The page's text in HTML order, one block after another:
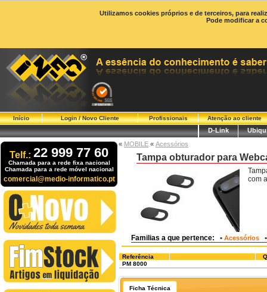
Utilizamos cookies próprios e de terceiros, para
Pode modificar a
Início Login / Novo Cliente Profissionais Atenção ao cliente
D-Link
Telf.: 22 999 77 60
Chamada para a rede fixa nacional
Chamada para a rede móvel nacional
comercial@medio-informatico.pt
« MOBILE « Acessórios
Tampa obturador para
com
Familias a que pertence: • Acessórios
Referência
PM 8000
Ficha Técnica